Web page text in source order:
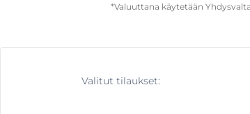
*Valuuttana käytetään
Valitut tilaukset: